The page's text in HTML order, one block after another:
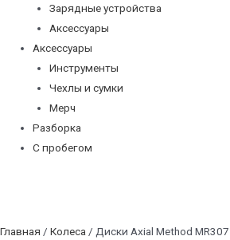
Зарядные устройства
Аксессуары
Аксессуары
Инструменты
Чехлы и сумки
Мерч
Разборка
С пробегом
Главная / Колеса / Диски Axial Method